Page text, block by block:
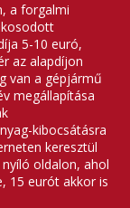
a forgalmi
5-10 euró,
az alapdíjon
van a gépjármű
megállapítása
kibocsátásra
keresztül
oldalon, ahol
15 eurót akkor is